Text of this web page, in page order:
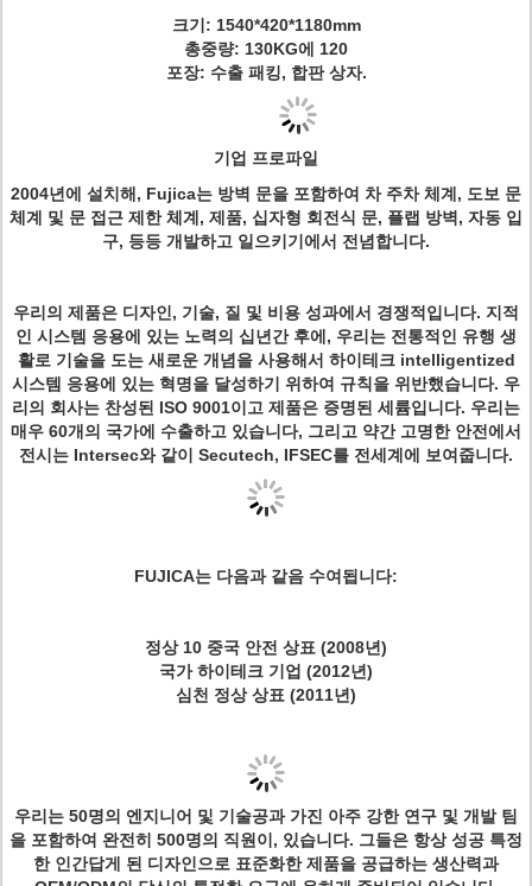
크기: 1540*420*1180mm
총중량: 130KG에 120
포장: 수출 패킹, 합판 상자.
기업 프로파일
2004년에 설치해, Fujica는 방벽 문을 포함하여 차 주차 체계, 도보 문
체계 및 문 접근 제한 체계, 제품, 십자형 회전식 문, 플랩 방벽, 자동 입
구, 등등 개발하고 일으키기에서 전념합니다.
우리의 제품은 디자인, 기술, 질 및 비용 성과에서 경쟁적입니다. 지적
인 시스템 응용에 있는 노력의 십년간 후에, 우리는 전통적인 유행 생
활로 기술을 도는 새로운 개념을 사용해서 하이테크 intelligentized
시스템 응용에 있는 혁명을 달성하기 위하여 규칙을 위반했습니다. 우
리의 회사는 찬성된 ISO 9001이고 제품은 증명된 세륨입니다. 우리는
매우 60개의 국가에 수출하고 있습니다, 그리고 약간 고명한 안전에서
전시는 Intersec와 같이 Secutech, IFSEC를 전세계에 보여줍니다.
FUJICA는 다음과 같음 수여됩니다:
정상 10 중국 안전 상표 (2008년)
국가 하이테크 기업 (2012년)
심천 정상 상표 (2011년)
우리는 50명의 엔지니어 및 기술공과 가진 아주 강한 연구 및 개발 팀
을 포함하여 완전히 500명의 직원이, 있습니다. 그들은 항상 성공 특정
한 인간답게 된 디자인으로 표준화한 제품을 공급하는 생산력과